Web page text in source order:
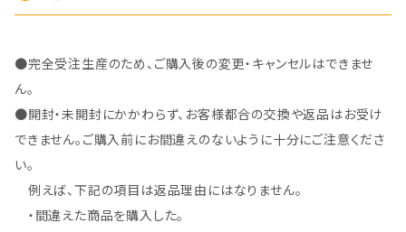
●完全受注生産のため、ご購入後の変更・キャンセルはできませ
ん。
●開封・未開封にかかわらず、お客様都合の交換や返品はお受け
できません。ご購入前にお間違えのないように十分にご注意くださ
い。
例えば、下記の項目は返品理由にはなりません。
・間違えた商品を購入した。